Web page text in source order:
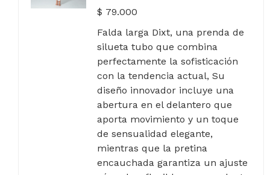
$ 79.000
Falda larga Dixt, una prenda de
silueta tubo que combina
perfectamente la sofisticación
con la tendencia actual, Su
diseño innovador incluye una
abertura en el delantero que
aporta movimiento y un toque
de sensualidad elegante,
mientras que la pretina
encauchada garantiza un ajuste